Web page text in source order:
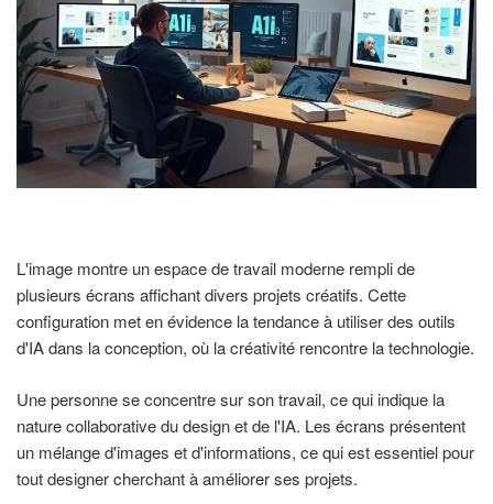
L'image montre un espace de travail moderne rempli de
plusieurs écrans affichant divers projets créatifs. Cette
configuration met en évidence la tendance à utiliser des outils
d'IA dans la conception, où la créativité rencontre la technologie.
Une personne se concentre sur son travail, ce qui indique la
nature collaborative du design et de l'IA. Les écrans présentent
un mélange d'images et d'informations, ce qui est essentiel pour
tout designer cherchant à améliorer ses projets.